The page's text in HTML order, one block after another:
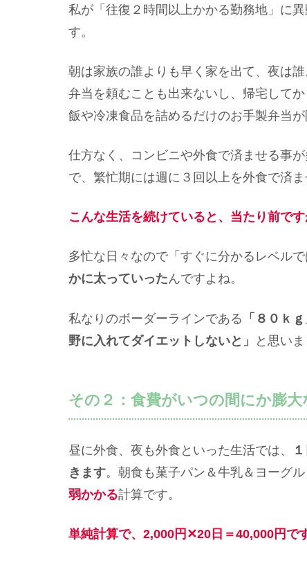
私が「往復２時間以上かかる勤務地」に
す。
朝は家族の誰よりも早く家を出て、夜は
弁当を頼むことも出来ないし、帰宅して
飯や冷凍食品を詰めるだけのお手製弁当が
仕方なく、コンビニや外食で済ませる事
で、繁忙期には週に３回以上を外食で済ま
こんな生活を続けていると、当たり前です
多忙な日々なので「すぐに分かるレベルで
かに太っていったんですよね。
私なりのボーダーラインである 「８０ｋ
野に入れてダイエットしないと」
と思いま
その２：食費がいつの間にか膨
昼に外食、夜も外食といった生活では、
きます。朝食も菓子パン＆牛乳＆ヨーグ
弱かかる計算です。
単純計算で、2,000円✕20日＝40,000円で